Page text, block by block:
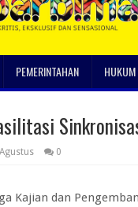
PEMERINTAHAN
0
Kajian dan